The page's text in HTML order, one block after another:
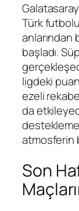
Türk
anlarından
başladı.
ligdeki
ezeli
da
atmosferin
Son